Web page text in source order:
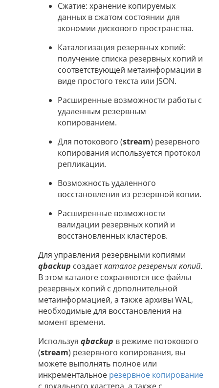
Сжатие: хранение копируемых
данных в сжатом состоянии для
экономии дискового пространства.
Каталогизация резервных копий:
получение списка резервных копий и
соответствующей метаинформации в
виде простого текста или JSON.
Расширенные возможности работы с
удаленным резервным
копированием.
Для потокового (stream) резервного
копирования используется протокол
репликации.
Возможность удаленного
восстановления из резервной копии.
Расширенные возможности
валидации резервных копий и
восстановленных кластеров.
Для управления резервными копиями
qbackup создаеткаталог резервных копий.
В этом каталоге сохраняются все файлы
резервных копий с дополнительной
метаинформацией, а также архивы WAL,
необходимые для восстановления на
момент времени.
Используя qbackup в режиме потокового
(stream) резервного копирования, вы
можете выполнять полное или
инкрементальное резервное копирование